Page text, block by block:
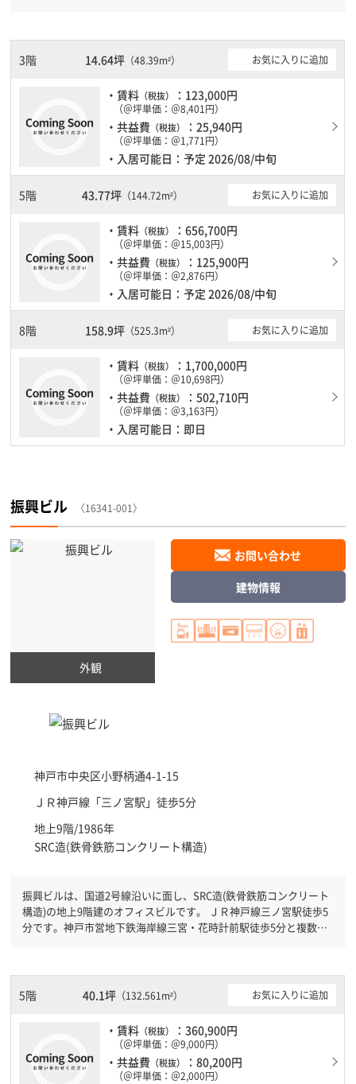
で、車の必要なお客様には必見です。１フロア１００坪以上ある大
型ビルです。ＥＶが複数基ありますので、フロアまでの待ち時間が
3階 14.64坪（48.39m²） お気に入りに追加
・賃料 （税抜） ：123,000円
（＠坪単価：＠8,401円）
・共益費 （税抜） ：25,940円
（＠坪単価：＠1,771円）
・入居可能日：予定 2026/08/中旬
5階 43.77坪 （144.72m²） お気に入りに追加
・賃料 （税抜） ：656,700円
（＠坪単価：＠15,003円）
・共益費 （税抜） ：125,900円
（＠坪単価：＠2,876円）
・入居可能日：予定 2026/08/中旬
8階 158.9坪（525.3m²） お気に入りに追加
・賃料 （税抜） ：1,700,000円
（＠坪単価：＠10,698円）
・共益費 （税抜） ：502,710円
（＠坪単価：＠3,163円）
・入居可能日：即日
振興ビル 〈16341-001〉
外観
神戸市中央区小野柄通4-1-15
ＪＲ神戸線「三ノ宮駅 」徒歩5分
地上9階/1986年
SRC造(鉄骨鉄筋コンクリート構造)
お問い合わせ
建物情報
振興ビルは、国道2号線沿いに面し、SRC造(鉄骨鉄筋コンクリート
構造)の地上9階建のオフィスビルです。 ＪＲ神戸線三ノ宮駅徒歩5
分です。神戸市営地下鉄海岸線三宮・花時計前駅徒歩5分と複数駅
を検討されている方にオススメです。土日・祝日も利用可能になり
ますので自由に出入りが出来ます。
5階 40.1坪（132.561m²） お気に入りに追加
・賃料 （税抜） ：360,900円
（＠坪単価：＠9,000円）
・共益費 （税抜） ：80,200円
（＠坪単価：＠2,000円）